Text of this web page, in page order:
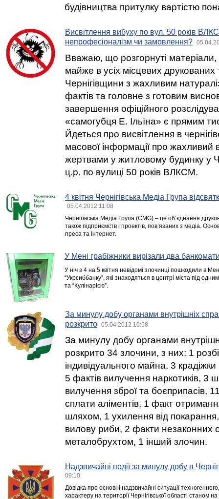
будівництва притулку вартістю
Висвітлення вибуху по вул. 50 років
непрофесіоналізм чи замовлення?
Вважаю, що розгорнуті матеріали,
майже в усіх місцевих
Чернігівщини з жахливим
фактів та головне з готовим
завершення офіційного
«самогубця Е. Ільїна» є прямим
Йдеться про висвітлення в
масової інформації про жахливий
жертвами у житловому будинку у
ц.р. по вулиці 50 років ВЛКСМ.
4 квітня Чернігівська Медіа Група
05.04.2012 11:08
Чернігівська Медіа Група (CMG) – це об’єднання
також підприємств і проектів, пов’язаних з медіа.
преса та Інтернет.
У Мені грабіжники вирізали два
У ніч з 4 на 5 квітня невідомі злочинці пошкодили в
“Укрсиббанку”, які знаходяться в центрі міста під
та “Кулінарією”.
За минулу добу органами внутрішніх
розкрито
05.04.2012 10:58
За минулу добу органами
розкрито 34 злочини, з них: 1
індивідуального майна, 3
5 фактів вилучення наркотиків, 3
вилучення зброї та боєприпасів,
сплати аліментів, 1 факт
шляхом, 1 ухилення від
вилову риби, 2 факти незаконних
металобрухтом, 1 інший злочин.
Надзвичайні події за минулу добу в
09:10
Довідка про основні надзвичайні ситуації
характеру на території Чернігівської області станом